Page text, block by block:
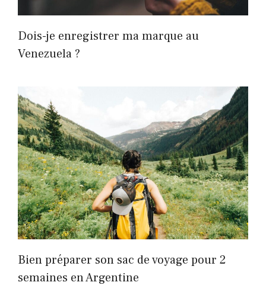
Dois-je enregistrer ma marque au
Venezuela ?
Bien préparer son sac de voyage pour 2
semaines en Argentine